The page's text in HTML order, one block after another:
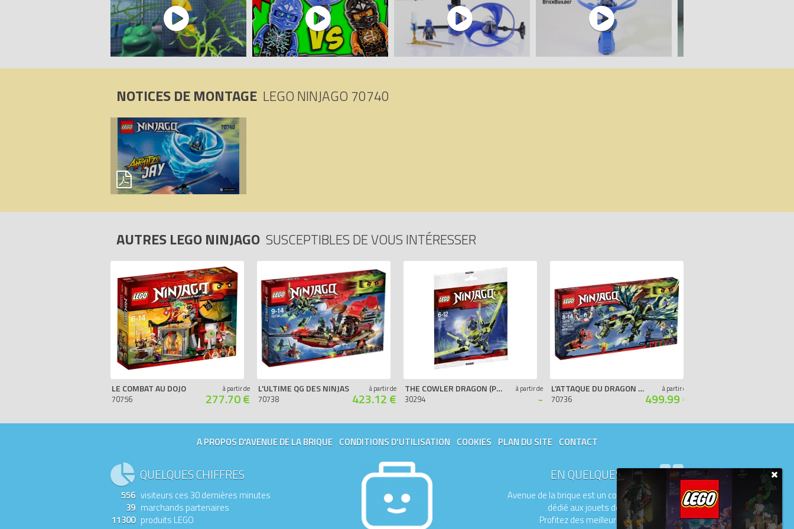
NOTICES DE MONTAGE LEGO NINJAGO 70740
AUTRES LEGO NINJAGO SUSCEPTIBLES DE VOUS INTÉRESSER
LE COMBAT AU DOJO
70756
à partir de
277.70 €
L'ULTIME QG DES NINJAS
70738
à partir de
423.12 €
THE COWLER DRAGON (POLYBAG)
30294
à partir de
-
L'ATTAQUE DU DRAGON MORO
70736
à partir de
499.99 €
A PROPOS D'AVENUE DE LA BRIQUE CONDITIONS D'UTILISATION COOKIES PLAN DU SITE CONTACT
EN QUELQUES MOTS
Avenue de la brique est un comparateur de prix
dédié aux jouets de la marque LEGO.
Profitez des meilleurs prix du moment.
QUELQUES CHIFFRES
556 visiteurs ces 30 dernières minutes
39 marchands partenaires
11300 produits LEGO